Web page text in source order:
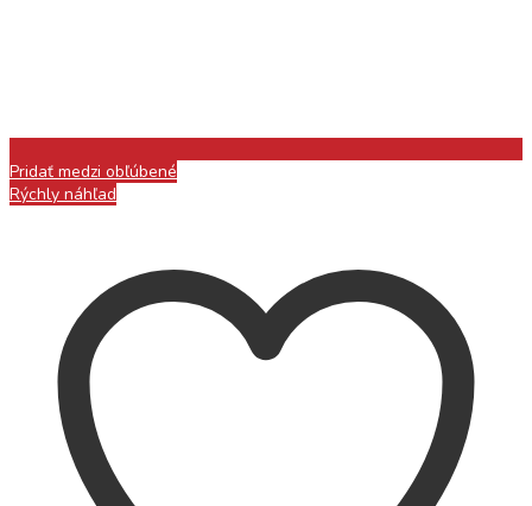
Pridať medzi obľúbené
Rýchly náhľad